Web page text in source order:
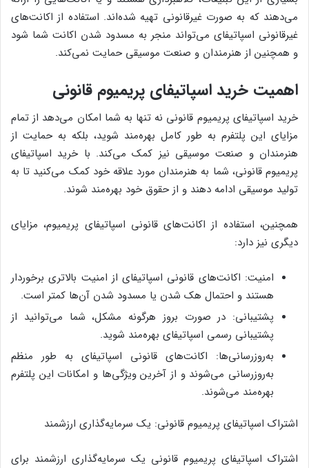
می‌دهند که به صورت غیرقانونی تهیه شده‌اند. استفاده از اکانت‌های
غیرقانونی اسپاتیفای می‌تواند منجر به مسدود شدن اکانت شما شود
و همچنین از هنرمندان و صنعت موسیقی حمایت نمی‌کند.
اهمیت خرید اسپاتیفای پریمیوم قانونی
خرید اسپاتیفای پریمیوم قانونی نه تنها به شما امکان می‌دهد از تمام
مزایای این پلتفرم به طور کامل بهره‌مند شوید، بلکه به حمایت از
هنرمندان و صنعت موسیقی نیز کمک می‌کند. با خرید اسپاتیفای
پریمیوم قانونی، شما به هنرمندان مورد علاقه خود کمک می‌کنید تا به
تولید موسیقی ادامه دهند و از حقوق خود بهره‌مند شوند.
همچنین، استفاده از اکانت‌های قانونی اسپاتیفای پریمیوم، مزایای
دیگری نیز دارد:
امنیت: اکانت‌های قانونی اسپاتیفای از امنیت بالاتری برخوردار
هستند و احتمال هک شدن یا مسدود شدن آن‌ها کمتر است.
پشتیبانی: در صورت بروز هرگونه مشکل، شما می‌توانید از
پشتیبانی رسمی اسپاتیفای بهره‌مند شوید.
به‌روزرسانی‌ها: اکانت‌های قانونی اسپاتیفای به طور منظم
به‌روزرسانی می‌شوند و از آخرین ویژگی‌ها و امکانات این پلتفرم
بهره‌مند می‌شوند.
اشتراک اسپاتیفای پریمیوم قانونی: یک سرمایه‌گذاری ارزشمند
اشتراک اسپاتیفای پریمیوم قانونی یک سرمایه‌گذاری ارزشمند برای